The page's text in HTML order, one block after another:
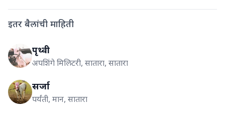
इतर बैलांची माहिती
पृथ्वी
अपशिंगे मिलिटरी, सातारा, सातारा
सर्जा
पर्यंती, मान, सातारा